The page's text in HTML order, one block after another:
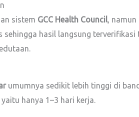
sistem GCC Health Council, namun
hasil langsung
umumnya sedikit lebih tinggi di
hanya 1–3 hari kerja.